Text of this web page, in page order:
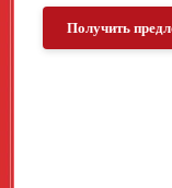
Получить